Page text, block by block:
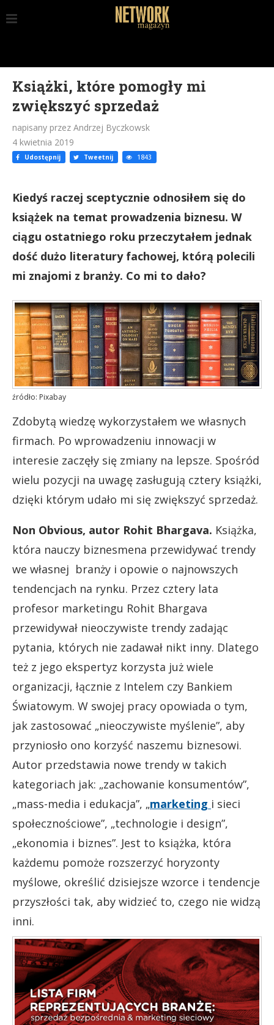
Książki, które pomogły mi
zwiększyć sprzedaż
napisany przez Andrzej Byczkowsk
4 kwietnia 2019
Udostępnij Tweetnij 1843
Kiedyś raczej sceptycznie odnosiłem się do
książek na temat prowadzenia biznesu. W
ciągu ostatniego roku przeczytałem jednak
dość dużo literatury fachowej, którą polecili
mi znajomi z branży. Co mi to dało?
źródło: Pixabay
Zdobytą wiedzę wykorzystałem we własnych
firmach. Po wprowadzeniu innowacji w
interesie zaczęły się zmiany na lepsze. Spośród
wielu pozycji na uwagę zasługują cztery książki,
dzięki którym udało mi się zwiększyć sprzedaż.
Non Obvious, autor Rohit Bhargava. Książka,
która nauczy biznesmena przewidywać trendy
we własnej branży i opowie o najnowszych
tendencjach na rynku. Przez cztery lata
profesor marketingu Rohit Bhargava
przewidywał nieoczywiste trendy zadając
pytania, których nie zadawał nikt inny. Dlatego
też z jego ekspertyz korzysta już wiele
organizacji, łącznie z Intelem czy Bankiem
Światowym. W swojej pracy opowiada o tym,
jak zastosować „nieoczywiste myślenie”, aby
przyniosło ono korzyść naszemu biznesowi.
Autor przedstawia nowe trendy w takich
kategoriach jak: „zachowanie konsumentów”,
„mass-media i edukacja”, „marketing i sieci
społecznościowe”, „technologie i design”,
„ekonomia i biznes”. Jest to książka, która
każdemu pomoże rozszerzyć horyzonty
myślowe, określić dzisiejsze wzorce i tendencje
przyszłości tak, aby widzieć to, czego nie widzą
inni.